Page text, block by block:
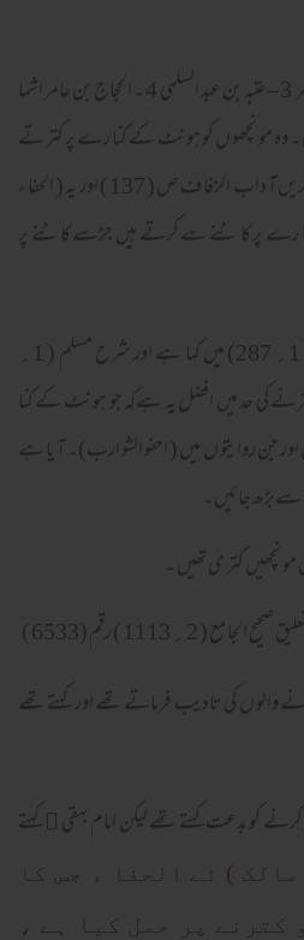
1۔ ابو اما مہ با ہلی ۔ 2۔ عبد اللہ بن بسر 3 – عتبہ بن عبد السلمی 4 ۔ الحجاج بن عامر اشما
۔ وہ مو نچھو ں کو ہو نٹ کے کنا رے پر کتر تے
تھے ۔ (بہیقی : 1؍ 151 ) مراجعہ کریں آ داب الزفا ف ص ( 137 ) اور یہ ( الحفا ء
رے پر کا ٹنے سے کرتے ہیں جڑسے کاٹنے پر
کترنے کی حد میں افضل یہ ہےکہ جو ہو نٹ کے کنا
جن روایتو ں میں ( احفو الشو ارب)۔ آ یا ہے
جائیں ۔
نچھیں کتر ی تھیں ۔
والو ں کی تادیب فرماتے تھے اور کہتے تھے
کو بدعت کہتے تھے لیکن امام بہقی کہتے
مالک ) نے الحفا ء جس کا
کترنے پر حمل کیا ہے ،